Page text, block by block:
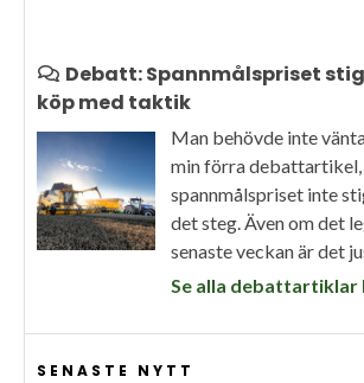
Debatt: Spannmålspriset
köp med taktik
Man behövde inte
min förra
spannmålspriset inte
det steg. Även om det
senaste veckan är det
Se alla debattartiklar
SENASTE NYTT